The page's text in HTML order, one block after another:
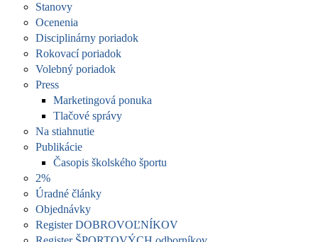
Stanovy
Ocenenia
Disciplinárny poriadok
Rokovací poriadok
Volebný poriadok
Press
Marketingová ponuka
Tlačové správy
Na stiahnutie
Publikácie
Časopis školského športu
2%
Úradné články
Objednávky
Register DOBROVOĽNÍKOV